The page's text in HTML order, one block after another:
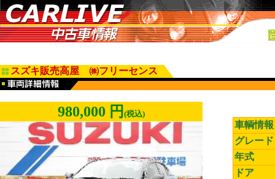
スズキ販売高屋 ㈱フリーセンス
980,000 円 (税込)
車輌情報
グレード
年式
ドア